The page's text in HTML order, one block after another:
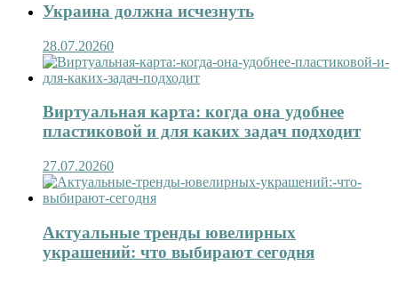
Украина должна исчезнуть
28.07.20260
Виртуальная карта: когда она удобнее
пластиковой и для каких задач подходит
27.07.20260
Актуальные тренды ювелирных
украшений: что выбирают сегодня